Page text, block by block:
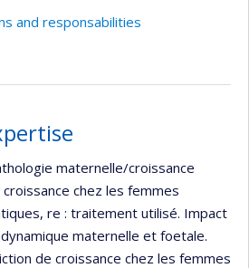
and responsabilities
maternelle/croissance
chez les femmes
re : traitement utilisé. Impact
maternelle et foetale.
de croissance chez les femmes